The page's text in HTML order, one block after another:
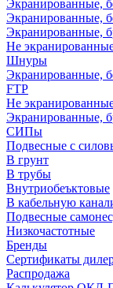
Экранированные,
Экранированные,
Экранированные,
Не
Шнуры
Экранированные,
FTP
Не
Экранированные,
СИПы
Подвесные с
В грунт
В трубы
Внутриобеъктовые
В кабельную
Подвесные
Низкочастотные
Бренды
Сертификаты
Распродажа